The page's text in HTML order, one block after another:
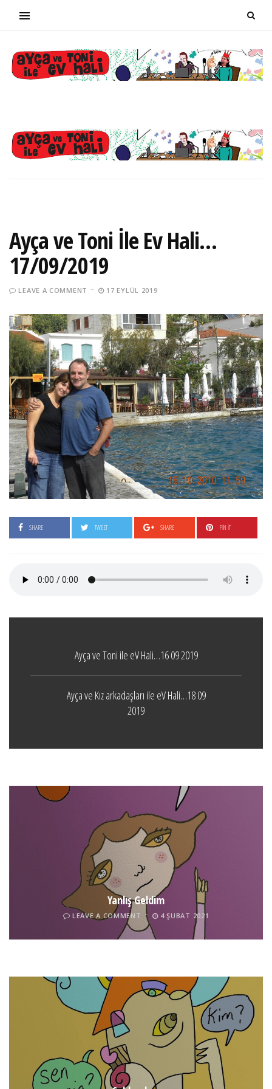
Ayça ve Toni İle Ev Hali…
17/09/2019
LEAVE A COMMENT 17 EYLÜL 2019
SHARE TWEET SHARE PIN IT
Ayça ve Toni ile eV Hali…16 09 2019
Ayça ve Kız arkadaşları ile eV Hali…18 09
2019
Yanlış Geldim
LEAVE A COMMENT 4 ŞUBAT 2021
Tel İnsan
LEAVE A COMMENT 4 ŞUBAT 2021